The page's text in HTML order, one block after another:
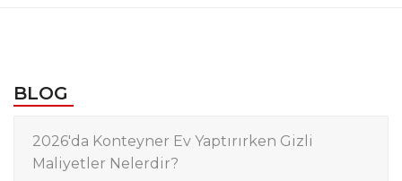
BLOG
2026'da Konteyner Ev Yaptırırken Gizli
Maliyetler Nelerdir?